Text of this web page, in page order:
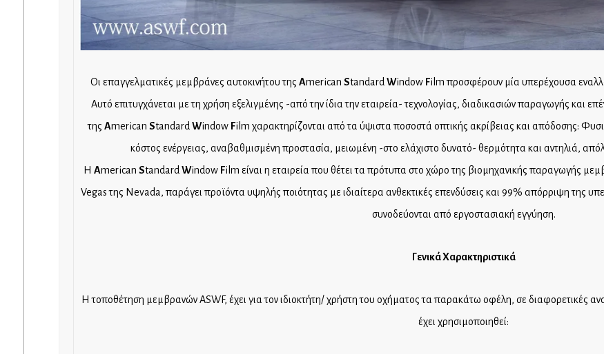
Οι επαγγελματικές μεμβράνες αυτοκινήτου της American Standard Window Film προσφέρουν μία υπερέχουσα
Αυτό επιτυγχάνεται με τη χρήση εξελιγμένης -από την ίδια την εταιρεία- τεχνολογίας, διαδικασιών παραγωγής
τηςAmericanStandardWindow Film χαρακτηρίζονται από τα ύψιστα ποσοστά οπτικής ακρίβειας και απόδοσης:
κόστος ενέργειας, αναβαθμισμένη προστασία, μειωμένη -στο ελάχιστο δυνατό- θερμότητα και αντηλιά,
ΗAmericanStandardWindow Film είναι η εταιρεία που θέτει τα πρότυπα στο χώρο της βιομηχανικής παραγωγής
Vegas της Nevada, παράγει προϊόντα υψηλής ποιότητας με ιδιαίτερα ανθεκτικές επενδύσεις και 99% απόρριψη της
συνοδεύονται από εργοστασιακή εγγύηση.
Γενικά Χαρακτηριστικά
Η τοποθέτηση μεμβρανών ASWF, έχει για τον ιδιοκτήτη/ χρήστη του οχήματος τα παρακάτω οφέλη, σε διαφορετικές
έχει χρησιμοποιηθεί: